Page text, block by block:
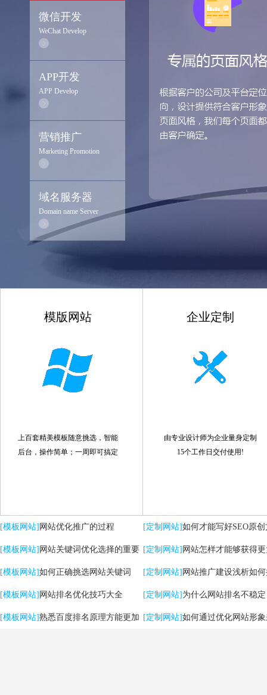
微信开发
WeChat Develop
APP开发
APP Develop
营销推广
Marketing Promotion
域名服务器
Domain name Server
模版网站
上百套精美模板随意挑选，智能
后台，操作简单；一周即可搞定
企业定制
由专业设计师为企业量身定制
15个工作日交付使用!
[模板网站] 网站优化推广的过程
[模板网站] 网站关键词优化选择的重要
性
[模板网站]如何正确挑选网站关键词
[模板网站] 网站排名优化技巧大全
[模板网站]熟悉百度排名原理方能更加
[定制网站]如何才能写好SEO原
[定制网站] 网站怎样才能够获得
流量？
[定制网站] 网站推广建设浅析如
用户体验
[定制网站] 为什么网站排名不稳
[定制网站]如何通过优化网站形